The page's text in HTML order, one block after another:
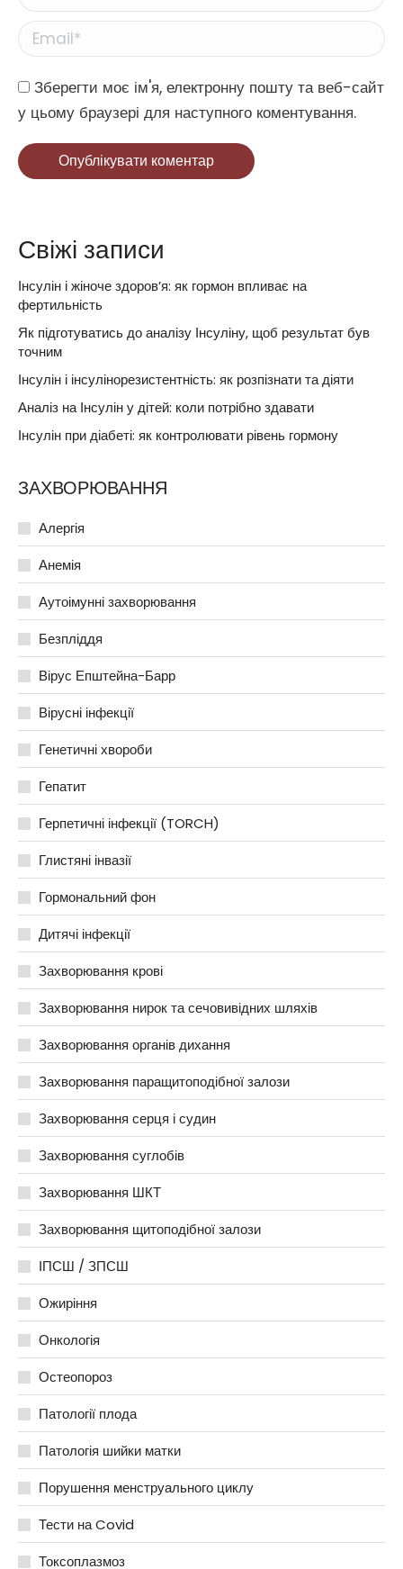
Email *
Website
Зберегти моє ім'я, електронну пошту та веб-сайт
у цьому браузері для наступного коментування.
Опублікувати коментар
Свіжі записи
Інсулін і жіноче здоров’я: як гормон впливає на
фертильність
Як підготуватись до аналізу Інсуліну, щоб результат був
точним
Інсулін і інсулінорезистентність: як розпізнати та діяти
Аналіз на Інсулін у дітей: коли потрібно здавати
Інсулін при діабеті: як контролювати рівень гормону
ЗАХВОРЮВАННЯ
Алергія
Анемія
Аутоімунні захворювання
Безпліддя
Вірус Епштейна-Барр
Вірусні інфекції
Генетичні хвороби
Гепатит
Герпетичні інфекції (TORCH)
Глистяні інвазії
Гормональний фон
Дитячі інфекції
Захворювання крові
Захворювання нирок та сечовивідних шляхів
Захворювання органів дихання
Захворювання паращитоподібної залози
Захворювання серця і судин
Захворювання суглобів
Захворювання ШКТ
Захворювання щитоподібної залози
ІПСШ / ЗПСШ
Ожиріння
Онкологія
Остеопороз
Патології плода
Патологія шийки матки
Порушення менструального циклу
Тести на Covid
Токсоплазмоз